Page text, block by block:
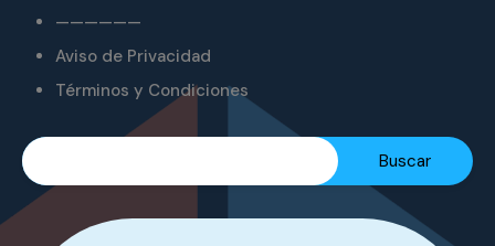
——————
Aviso de Privacidad
Términos y Condiciones